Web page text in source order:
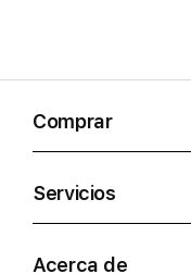
Comprar
Servicios
Acerca de